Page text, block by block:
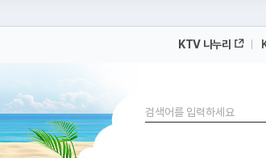
를 확인해 보세요
KTV 나누리
검색